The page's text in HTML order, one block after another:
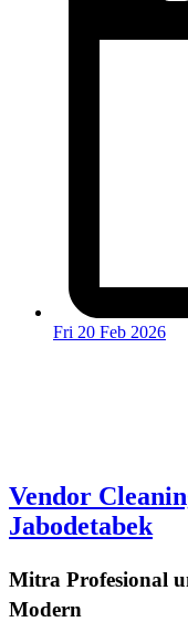
Fri 20 Feb 2026
Vendor
Jabodetabek
Mitra Profesional
Modern